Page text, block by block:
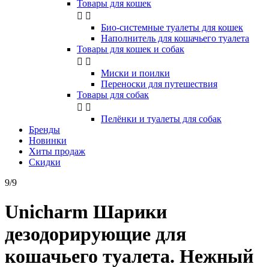
Товары для кошек
 
Био-системные туалеты для кошек
Наполнитель для кошачьего туалета
Товары для кошек и собак
 
Миски и поилки
Переноски для путешествия
Товары для собак
 
Пелёнки и туалеты для собак
Бренды
Новинки
Хиты продаж
Скидки
9/9
Unicharm Шарики
дезодорирующие для
кошачьего туалета. Нежный